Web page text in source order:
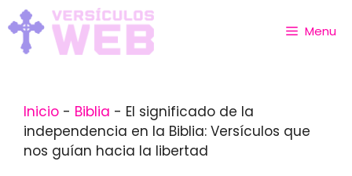
Skip
to
content
Menu
Inicio - Biblia - El significado de la
independencia en la Biblia: Versículos que
nos guían hacia la libertad